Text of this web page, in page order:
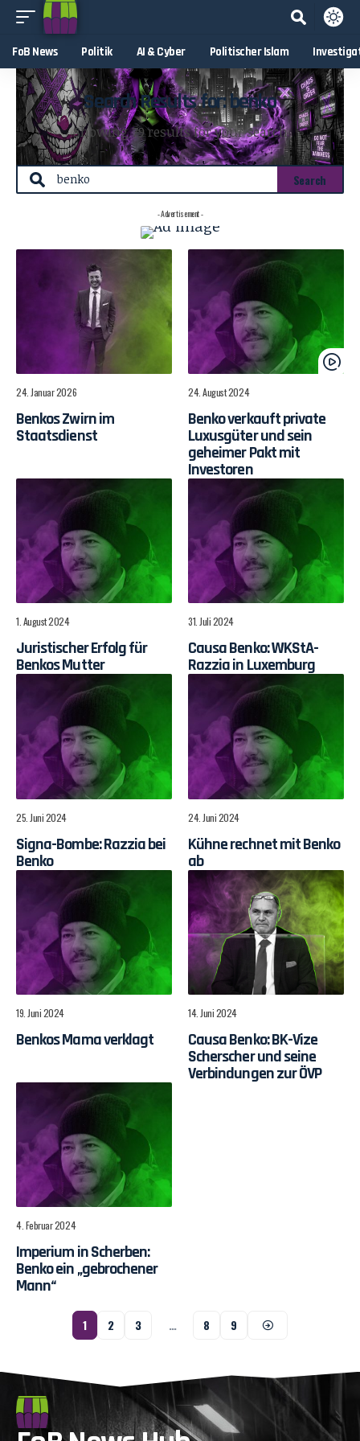
FoB News Politik AI & Cyber Politischer Islam
Search Results for: benko
Showing 79 results for your search
- Advertisement -
24. Januar 2026
Benkos Zwirn im
Staatsdienst
24. August 2024
Benko verkauft private
Luxusgüter und sein
geheimer Pakt mit
Investoren
1. August 2024
Juristischer Erfolg für
Benkos Mutter
31. Juli 2024
Causa Benko: WKStA-
Razzia in Luxemburg
25. Juni 2024
Signa-Bombe: Razzia bei
Benko
24. Juni 2024
Kühne rechnet mit Benko
ab
19. Juni 2024
Benkos Mama verklagt
14. Juni 2024
Causa Benko: BK-Vize
Scherscher und seine
Verbindungen zur ÖVP
4. Februar 2024
Imperium in Scherben:
Benko ein „gebrochener
Mann“
1 2 3 … 8 9